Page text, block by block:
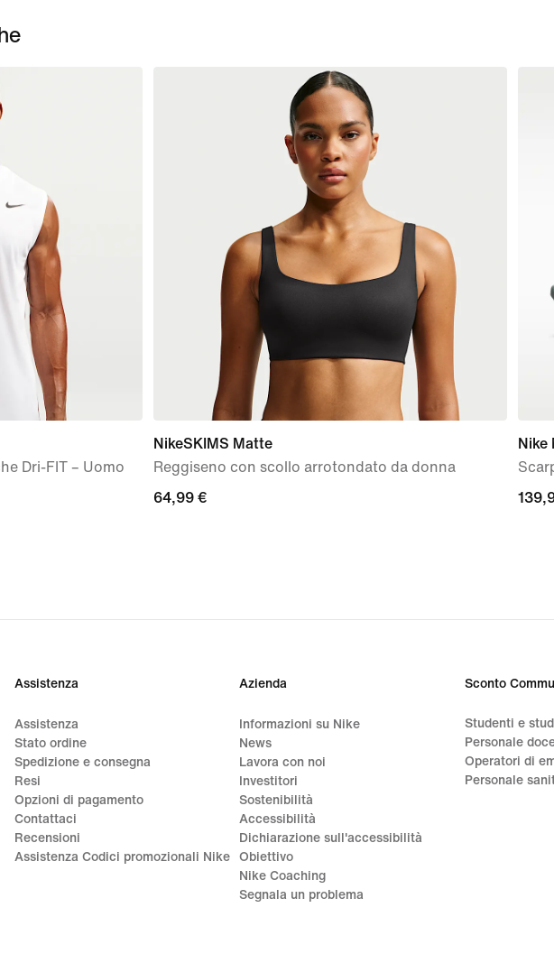
Dri-FIT – Uomo
NikeSKIMS Matte
Reggiseno con scollo arrotondato da donna
64,99
64,99 €
Nike
Assistenza
Assistenza
Stato ordine
Spedizione e consegna
Resi
Opzioni di pagamento
Contattaci
Recensioni
Assistenza Codici promozionali Nike
Azienda
Informazioni su Nike
News
Lavora con noi
Investitori
Sostenibilità
Accessibilità
Dichiarazione sull'accessibilità
Obiettivo
Nike Coaching
Segnala un problema
Sconto
Studenti e
Personale
Operatori di
Personale